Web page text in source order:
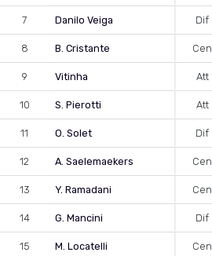
7 Danilo Veiga Dif
8 B. Cristante Cen
9 Vitinha Att
10 S. Pierotti Att
11 O. Solet Dif
12 A. Saelemaekers Cen
13 Y. Ramadani Cen
14 G. Mancini Dif
15 M. Locatelli Cen